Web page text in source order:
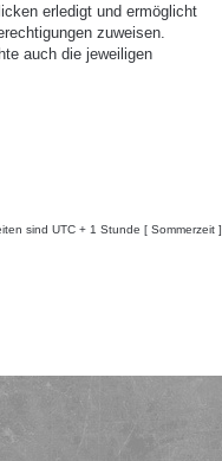
erledigt und ermöglicht
zuweisen.
auch die jeweiligen
sind UTC + 1 Stunde [ Sommerzeit ]